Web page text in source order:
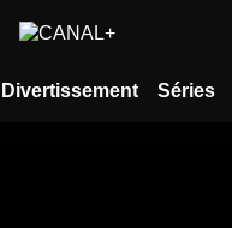
Divertissement Séries